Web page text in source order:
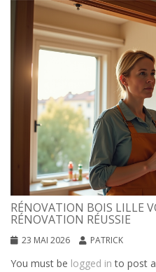
RÉNOVATION BOIS LILLE
RÉNOVATION RÉUSSIE
23 MAI 2026 PATRICK
You must be logged in to post